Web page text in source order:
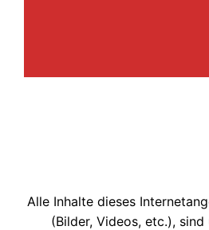
Alle Inhalte dieses
(Bilder, Videos, etc.),